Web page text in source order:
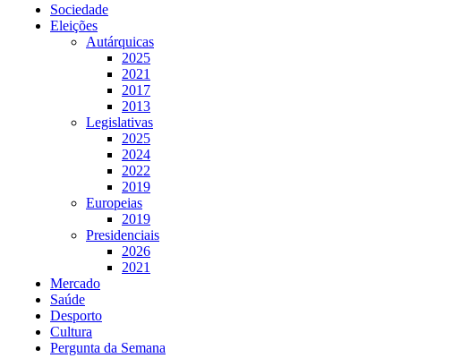
Sociedade
Eleições
Autárquicas
2025
2021
2017
2013
Legislativas
2025
2024
2022
2019
Europeias
2019
Presidenciais
2026
2021
Mercado
Saúde
Desporto
Cultura
Pergunta da Semana